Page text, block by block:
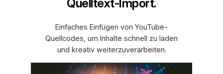
Quelltext-Import.
Einfaches Einfügen von YouTube-
Quellcodes, um Inhalte schnell zu laden
und kreativ weiterzuverarbeiten.